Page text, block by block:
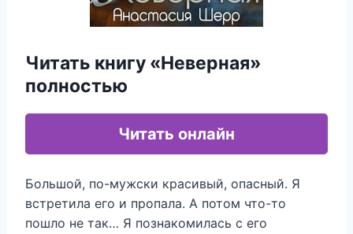
Читать книгу «Неверная»
полностью
Читать онлайн
Большой, по-мужски красивый, опасный. Я
встретила его и пропала. А потом что-то
пошло не так… Я познакомилась с его